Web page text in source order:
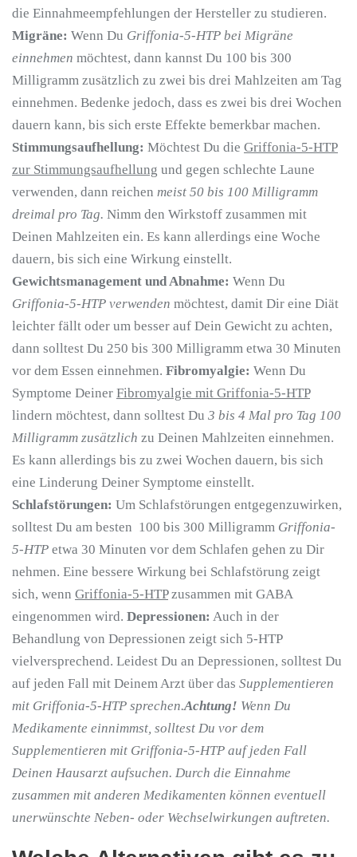
die Einnahmeempfehlungen der Hersteller zu studieren.
Migräne: Wenn Du Griffonia-5-HTP bei Migräne
einnehmen möchtest, dann kannst Du 100 bis 300
Milligramm zusätzlich zu zwei bis drei Mahlzeiten am Tag
einnehmen. Bedenke jedoch, dass es zwei bis drei Wochen
dauern kann, bis sich erste Effekte bemerkbar machen.
Stimmungsaufhellung: Möchtest Du die Griffonia-5-HTP
zur Stimmungsaufhellung und gegen schlechte Laune
verwenden, dann reichen meist 50 bis 100 Milligramm
dreimal pro Tag. Nimm den Wirkstoff zusammen mit
Deinen Mahlzeiten ein. Es kann allerdings eine Woche
dauern, bis sich eine Wirkung einstellt.
Gewichtsmanagement und Abnahme: Wenn Du
Griffonia-5-HTP verwenden möchtest, damit Dir eine Diät
leichter fällt oder um besser auf Dein Gewicht zu achten,
dann solltest Du 250 bis 300 Milligramm etwa 30 Minuten
vor dem Essen einnehmen. Fibromyalgie: Wenn Du
Symptome Deiner Fibromyalgie mit Griffonia-5-HTP
lindern möchtest, dann solltest Du 3 bis 4 Mal pro Tag 100
Milligramm zusätzlich zu Deinen Mahlzeiten einnehmen.
Es kann allerdings bis zu zwei Wochen dauern, bis sich
eine Linderung Deiner Symptome einstellt.
Schlafstörungen: Um Schlafstörungen entgegenzuwirken,
solltest Du am besten 100 bis 300 Milligramm Griffonia-
5-HTP etwa 30 Minuten vor dem Schlafen gehen zu Dir
nehmen. Eine bessere Wirkung bei Schlafstörung zeigt
sich, wenn Griffonia-5-HTPzusammen mit GABA
eingenommen wird. Depressionen: Auch in der
Behandlung von Depressionen zeigt sich 5-HTP
vielversprechend. Leidest Du an Depressionen, solltest Du
auf jeden Fall mit Deinem Arzt über das Supplementieren
mit Griffonia-5-HTP sprechen.Achtung! Wenn Du
Medikamente einnimmst, solltest Du vor dem
Supplementieren mit Griffonia-5-HTP auf jeden Fall
Deinen Hausarzt aufsuchen. Durch die Einnahme
zusammen mit anderen Medikamenten können eventuell
unerwünschte Neben- oder Wechselwirkungen auftreten.